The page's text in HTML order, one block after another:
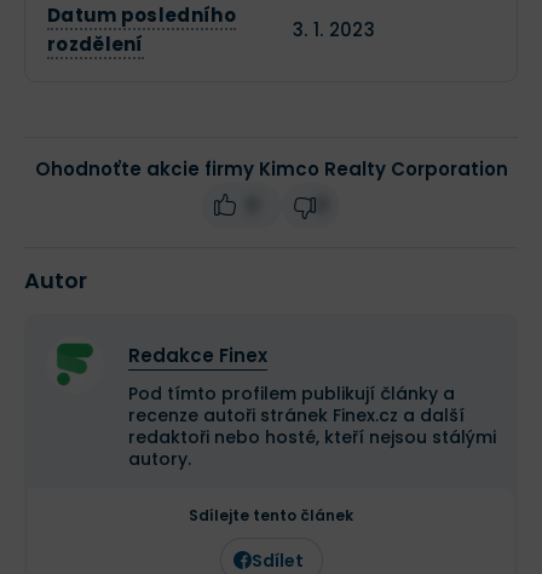
Datum posledního
rozdělení
3. 1. 2023
Ohodnoťte akcie firmy Kimco Realty Corporation
Autor
Redakce Finex
Pod tímto profilem publikují články a
recenze autoři stránek Finex.cz a další
redaktoři nebo hosté, kteří nejsou stálými
autory.
Sdílejte tento článek
Sdílet